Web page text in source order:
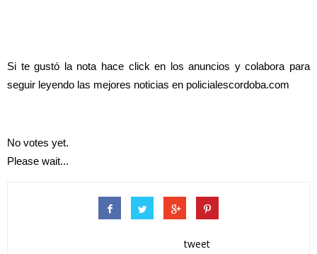
Si te gustó la nota hace click en los anuncios y colabora para
seguir leyendo las mejores noticias en policialescordoba.com
No votes yet.
Please wait...
tweet